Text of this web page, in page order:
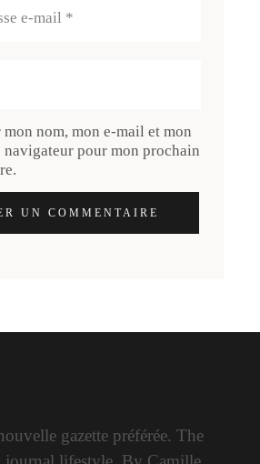
nom, mon e-mail et mon
navigateur pour mon prochain
UN COMMENTAIRE
gazette préférée. The